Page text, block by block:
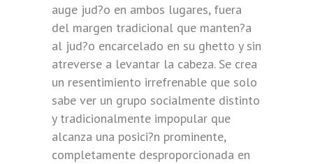
auge jud?o en ambos lugares, fuera
del margen tradicional que manten?a
al jud?o encarcelado en su ghetto y sin
atreverse a levantar la cabeza. Se crea
un resentimiento irrefrenable que solo
sabe ver un grupo socialmente distinto
y tradicionalmente impopular que
alcanza una posici?n prominente,
completamente desproporcionada en